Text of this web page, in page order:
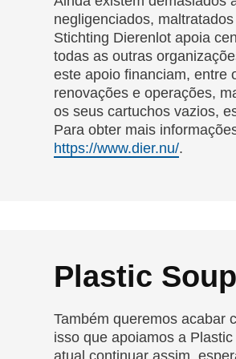
negligenciados,
Stichting Dierenlot apoia
todas as outras
este apoio financiam, entre
renovações e operações,
os seus cartuchos vazios,
Para obter mais
https://www.dier.nu/.
Plastic
Também queremos acabar
isso que apoiamos a
atual continuar assim,